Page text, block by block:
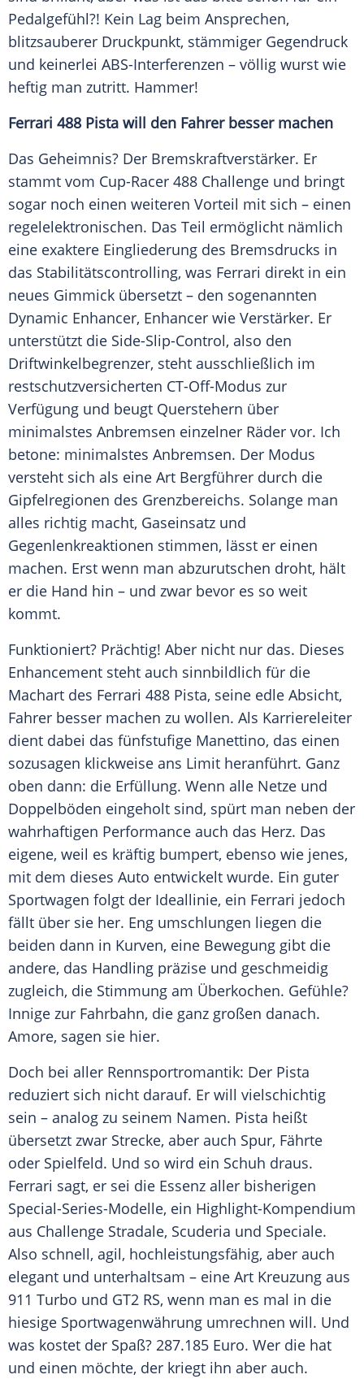
Pedalgefühl?! Kein Lag beim Ansprechen,
blitzsauberer Druckpunkt, stämmiger Gegendruck
und keinerlei ABS-Interferenzen – völlig wurst wie
heftig man zutritt. Hammer!
Ferrari 488 Pista will den Fahrer besser machen
Das Geheimnis? Der Bremskraftverstärker. Er
stammt vom Cup-Racer 488 Challenge und bringt
sogar noch einen weiteren Vorteil mit sich – einen
regelelektronischen. Das Teil ermöglicht nämlich
eine exaktere Eingliederung des Bremsdrucks in
das Stabilitätscontrolling, was Ferrari direkt in ein
neues Gimmick übersetzt – den sogenannten
Dynamic Enhancer, Enhancer wie Verstärker. Er
unterstützt die Side-Slip-Control, also den
Driftwinkelbegrenzer, steht ausschließlich im
restschutzversicherten CT-Off-Modus zur
Verfügung und beugt Querstehern über
minimalstes Anbremsen einzelner Räder vor. Ich
betone: minimalstes Anbremsen. Der Modus
versteht sich als eine Art Bergführer durch die
Gipfelregionen des Grenzbereichs. Solange man
alles richtig macht, Gaseinsatz und
Gegenlenkreaktionen stimmen, lässt er einen
machen. Erst wenn man abzurutschen droht, hält
er die Hand hin – und zwar bevor es so weit
kommt.
Funktioniert? Prächtig! Aber nicht nur das. Dieses
Enhancement steht auch sinnbildlich für die
Machart des Ferrari 488 Pista, seine edle Absicht,
Fahrer besser machen zu wollen. Als Karriereleiter
dient dabei das fünfstufige Manettino, das einen
sozusagen klickweise ans Limit heranführt. Ganz
oben dann: die Erfüllung. Wenn alle Netze und
Doppelböden eingeholt sind, spürt man neben der
wahrhaftigen Performance auch das Herz. Das
eigene, weil es kräftig bumpert, ebenso wie jenes,
mit dem dieses Auto entwickelt wurde. Ein guter
Sportwagen folgt der Ideallinie, ein Ferrari jedoch
fällt über sie her. Eng umschlungen liegen die
beiden dann in Kurven, eine Bewegung gibt die
andere, das Handling präzise und geschmeidig
zugleich, die Stimmung am Überkochen. Gefühle?
Innige zur Fahrbahn, die ganz großen danach.
Amore, sagen sie hier.
Doch bei aller Rennsportromantik: Der Pista
reduziert sich nicht darauf. Er will vielschichtig
sein – analog zu seinem Namen. Pista heißt
übersetzt zwar Strecke, aber auch Spur, Fährte
oder Spielfeld. Und so wird ein Schuh draus.
Ferrari sagt, er sei die Essenz aller bisherigen
Special-Series-Modelle, ein Highlight-Kompendium
aus Challenge Stradale, Scuderia und Speciale.
Also schnell, agil, hochleistungsfähig, aber auch
elegant und unterhaltsam – eine Art Kreuzung aus
911 Turbo und GT2 RS, wenn man es mal in die
hiesige Sportwagenwährung umrechnen will. Und
was kostet der Spaß? 287.185 Euro. Wer die hat
und einen möchte, der kriegt ihn aber auch.